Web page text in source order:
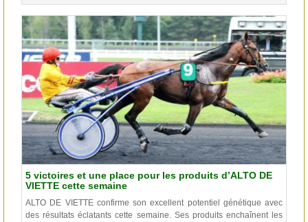
5 victoires et une place pour les produits d’ALTO DE
VIETTE cette semaine
ALTO DE VIETTE confirme son excellent potentiel génétique avec
des résultats éclatants cette semaine. Ses produits enchaînent les